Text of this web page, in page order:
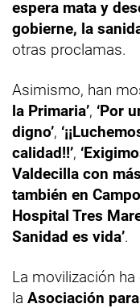
espera mata y
gobierne, la
otras proclamas.
Asimismo, han
la Primaria’, ‘Por
digno’,
calidad!!’,
Valdecilla con
también en
Hospital Tres
Sanidad es vida’.
La movilización
la Asociación